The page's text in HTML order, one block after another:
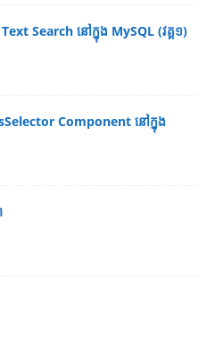
Search នៅក្នុង MySQL (វគ្គ១)
Component នៅក្នុង